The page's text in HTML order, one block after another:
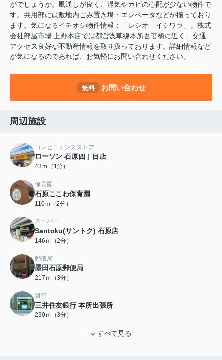
がでしょうか。風通しが良く、湿気やカビの心配が少ない物件で
す。共用部には敷地内ごみ置き場・エレベータなどが揃っており
ます。気になるイチオシ物件情報：「レシオ イシワラ」。株式
会社部屋市場 上野本店では都営浅草線本所吾妻橋に近く、交通
アクセス良好な不動産情報を取り扱っております。詳細情報など
が気になるのであれば、お気軽にお問い合わせください。
無料 お問い合わせ
周辺施設
コンビニエンスストア
ローソン 石原四丁目店
43ｍ（1分）
保育園
石原ここわ保育園
110ｍ（2分）
スーパー
Santoku(サントク) 石原店
146ｍ（2分）
郵便局
墨田石原郵便局
217ｍ（3分）
銀行
三井住友銀行 本所出張所
230ｍ（3分）
すべて見る